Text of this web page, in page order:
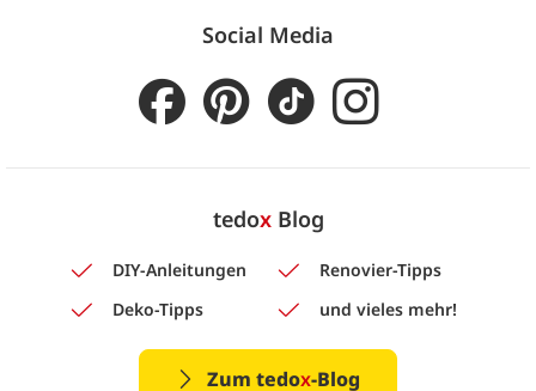
Social Media
tedoxBlog
DIY-Anleitungen
Renovier-Tipps
Deko-Tipps
und vieles mehr!
Zum tedox-Blog